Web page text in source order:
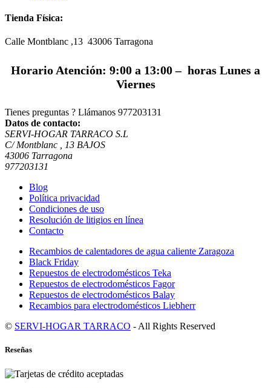
Tienda Física:
Calle Montblanc ,13 43006 Tarragona
Horario Atención: 9:00 a 13:00 – horas Lunes a
Viernes
Tienes preguntas ? Llámanos 977203131
Datos de contacto:
SERVI-HOGAR TARRACO S.L
C/ Montblanc , 13 BAJOS
43006 Tarragona
977203131
Blog
Política privacidad
Condiciones de uso
Resolución de litigios en línea
Contacto
Recambios de calentadores de agua caliente Zaragoza
Black Friday
Repuestos de electrodomésticos Teka
Repuestos de electrodomésticos Fagor
Repuestos de electrodomésticos Balay
Recambios para electrodomésticos Liebherr
© SERVI-HOGAR TARRACO - All Rights Reserved
Reseñas